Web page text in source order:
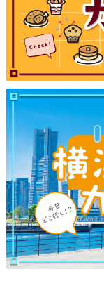
ランキング
ブログ記事
サイトについて